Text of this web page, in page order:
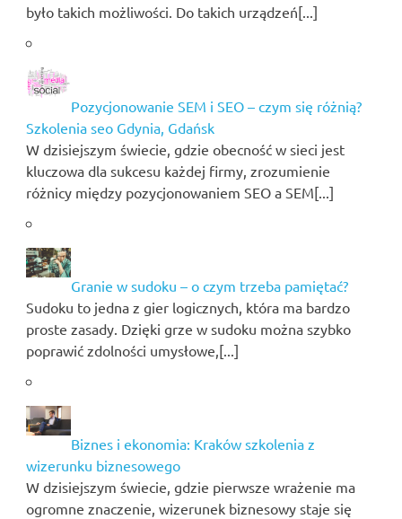
było takich możliwości. Do takich urządzeń[...]
Pozycjonowanie SEM i SEO – czym się różnią?
Szkolenia seo Gdynia, Gdańsk
W dzisiejszym świecie, gdzie obecność w sieci jest
kluczowa dla sukcesu każdej firmy, zrozumienie
różnicy między pozycjonowaniem SEO a SEM[...]
Granie w sudoku – o czym trzeba pamiętać?
Sudoku to jedna z gier logicznych, która ma bardzo
proste zasady. Dzięki grze w sudoku można szybko
poprawić zdolności umysłowe,[...]
Biznes i ekonomia: Kraków szkolenia z
wizerunku biznesowego
W dzisiejszym świecie, gdzie pierwsze wrażenie ma
ogromne znaczenie, wizerunek biznesowy staje się